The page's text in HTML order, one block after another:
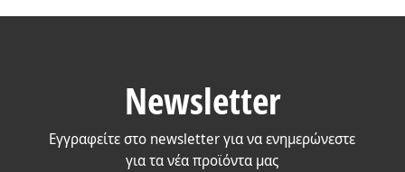
Newsletter
Εγγραφείτε στο newsletter για να ενημερώνεστε
για τα νέα προϊόντα μας